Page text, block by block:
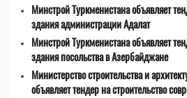
Минстрой Туркменистана объявляет
здания администрации Адалат
Минстрой Туркменистана объявляет
здания посольства в Азербайджане
Министерство строительства и
объявляет тендер на строительство